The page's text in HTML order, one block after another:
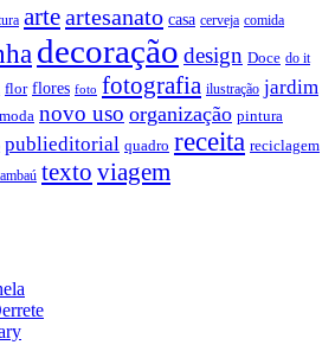
arteartesanato casa cerveja comida
decoração design Doce do it
flor flores foto fotografia ilustração jardim
moda novo uso organização pintura
publieditorial quadro receita reciclagem
texto viagem